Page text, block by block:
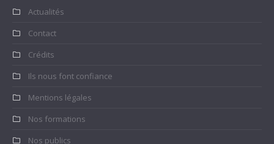
Actualités
Contact
Crédits
Ils nous font confiance
Mentions légales
Nos formations
Nos publics